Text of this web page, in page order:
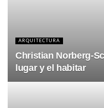
ARQUITECTURA
Christian Norberg-
lugar y el habitar